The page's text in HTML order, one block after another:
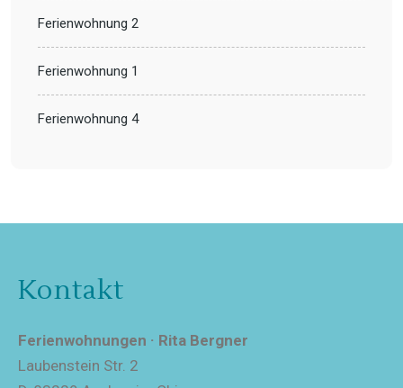
Ferienwohnung 2
Ferienwohnung 1
Ferienwohnung 4
Kontakt
Ferienwohnungen · Rita Bergner
Laubenstein Str. 2